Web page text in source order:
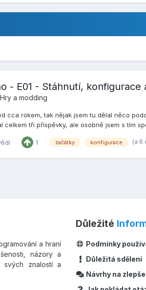
- E01 - Stáhnutí,
Hry a modding
cca rokem, tak nějak jsem tu dělal něco
celkem tři příspěvky, ale osobně jsem s tím
1 začátky konfigurace (a 6
a hraní
názory a
svých znalostí a
Důležité
Podmínky
Důležitá sdělení
Návrhy na